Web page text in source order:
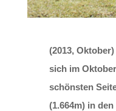
(2013,
sich im
schönsten
(1.664m) in